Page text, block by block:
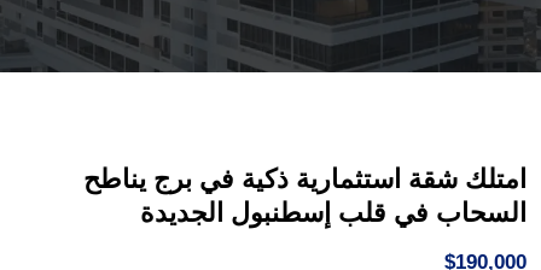
امتلك شقة استثمارية ذكية في برج يناطح
السحاب في قلب إسطنبول الجديدة
$190,000